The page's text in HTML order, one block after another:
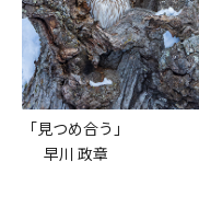
「見つめ合う」
早川 政章